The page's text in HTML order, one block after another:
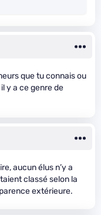
que tu connais ou
y a ce genre de
aucun élus n’y a
classé selon la
extérieure.